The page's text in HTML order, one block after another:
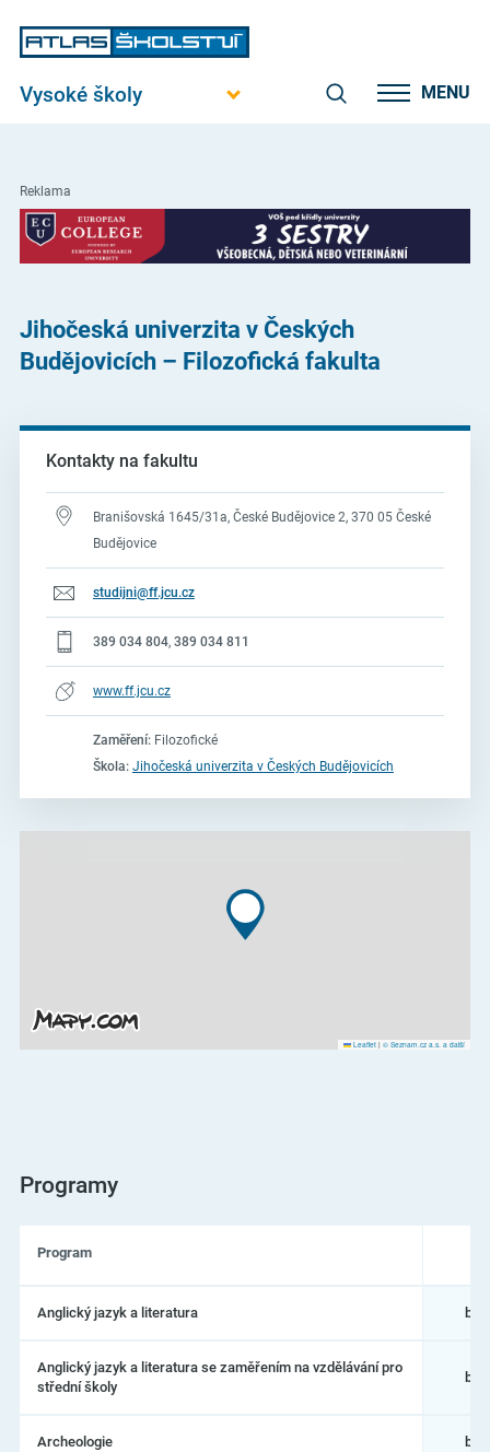
Vysoké školy MENU
Reklama
Jihočeská univerzita v Českých
Budějovicích – Filozofická fakulta
Kontakty na fakultu
Branišovská 1645/31a, České Budějovice 2, 370 05 České
Budějovice
studijni@ff.jcu.cz
389 034 804, 389 034 811
www.ff.jcu.cz
Zaměření:Filozofické
Škola: Jihočeská univerzita v Českých Budějovicích
Leaflet | © Seznam.cz a.s. a další
Programy
programů
univerzita
Budějovicích
Program
Anglický jazyk a literatura
Anglický jazyk a literatura se zaměřením na vzdělávání pro
střední školy
Archeologie